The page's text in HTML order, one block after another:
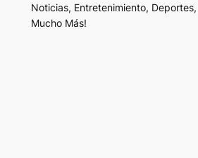
Noticias, Entretenimiento,
Mucho Más!